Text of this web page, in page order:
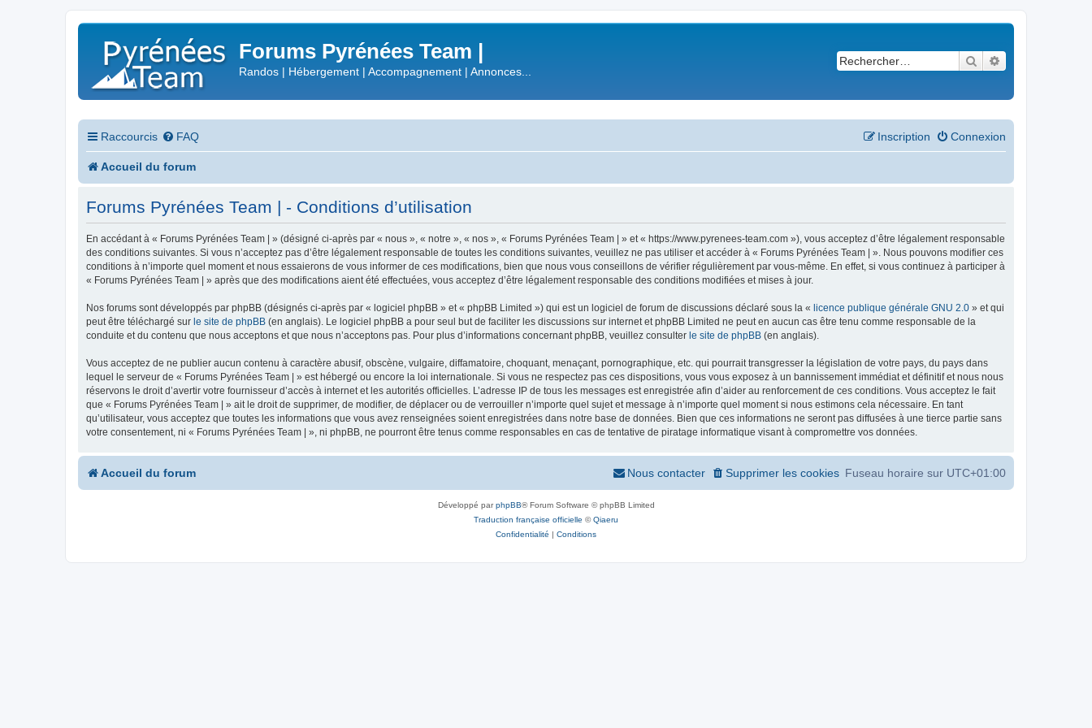
Forums Pyrénées Team |
Randos | Hébergement | Accompagnement | Annonces...
Rechercher
Raccourcis FAQ Connexion
Inscription
Accueil du forum
Forums Pyrénées Team | - Conditions d’utilisation
En accédant à « Forums Pyrénées Team | » (désigné ci-après par « nous », « notre », « nos », « Forums Pyrénées Team | » et « https://www.pyrenees-team.com »), vous acceptez d’être légalement responsable
des conditions suivantes. Si vous n’acceptez pas d’être légalement responsable de toutes les conditions suivantes, veuillez ne pas utiliser et accéder à « Forums Pyrénées Team | ». Nous pouvons modifier ces
conditions à n’importe quel moment et nous essaierons de vous informer de ces modifications, bien que nous vous conseillons de vérifier régulièrement par vous-même. En effet, si vous continuez à participer à
« Forums Pyrénées Team | » après que des modifications aient été effectuées, vous acceptez d’être légalement responsable des conditions modifiées et mises à jour.
Nos forums sont développés par phpBB (désignés ci-après par « logiciel phpBB » et « phpBB Limited ») qui est un logiciel de forum de discussions déclaré sous la « licence publique générale GNU 2.0 » et qui
peut être téléchargé sur le site de phpBB (en anglais). Le logiciel phpBB a pour seul but de faciliter les discussions sur internet et phpBB Limited ne peut en aucun cas être tenu comme responsable de la
conduite et du contenu que nous acceptons et que nous n’acceptons pas. Pour plus d’informations concernant phpBB, veuillez consulter le site de phpBB (en anglais).
Vous acceptez de ne publier aucun contenu à caractère abusif, obscène, vulgaire, diffamatoire, choquant, menaçant, pornographique, etc. qui pourrait transgresser la législation de votre pays, du pays dans
lequel le serveur de « Forums Pyrénées Team | » est hébergé ou encore la loi internationale. Si vous ne respectez pas ces dispositions, vous vous exposez à un bannissement immédiat et définitif et nous nous
réservons le droit d’avertir votre fournisseur d’accès à internet et les autorités officielles. L’adresse IP de tous les messages est enregistrée afin d’aider au renforcement de ces conditions. Vous acceptez le fait
que « Forums Pyrénées Team | » ait le droit de supprimer, de modifier, de déplacer ou de verrouiller n’importe quel sujet et message à n’importe quel moment si nous estimons cela nécessaire. En tant
qu’utilisateur, vous acceptez que toutes les informations que vous avez renseignées soient enregistrées dans notre base de données. Bien que ces informations ne seront pas diffusées à une tierce partie sans
votre consentement, ni « Forums Pyrénées Team | », ni phpBB, ne pourront être tenus comme responsables en cas de tentative de piratage informatique visant à compromettre vos données.
Accueil du forum Fuseau horaire sur UTC+01:00
Supprimer les cookies
Nous contacter
Développé parphpBB® Forum Software © phpBB Limited
Traduction française officielle ©Qiaeru
Confidentialité | Conditions